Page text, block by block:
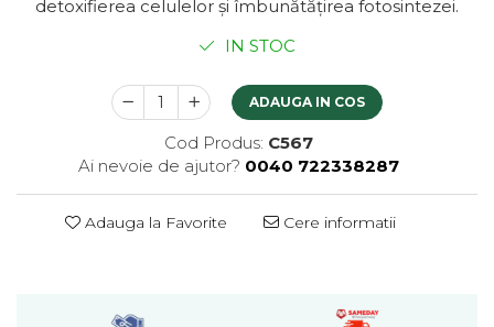
detoxifierea celulelor și îmbunătățirea fotosintezei.
IN STOC
ADAUGA IN COS
Cod Produs: C567
Ai nevoie de ajutor? 0040 722338287
Adauga la Favorite Cere informatii